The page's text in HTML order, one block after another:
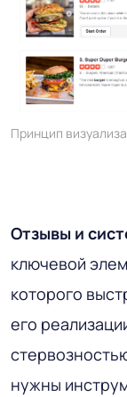
Принцип
Отзывы и
ключевой
которого
его
нужны